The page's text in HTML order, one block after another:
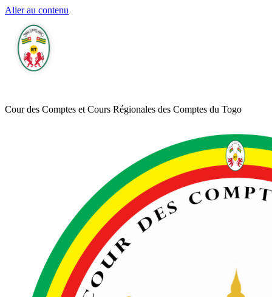
Aller au contenu
Cour des Comptes et Cours Régionales des Comptes du Togo